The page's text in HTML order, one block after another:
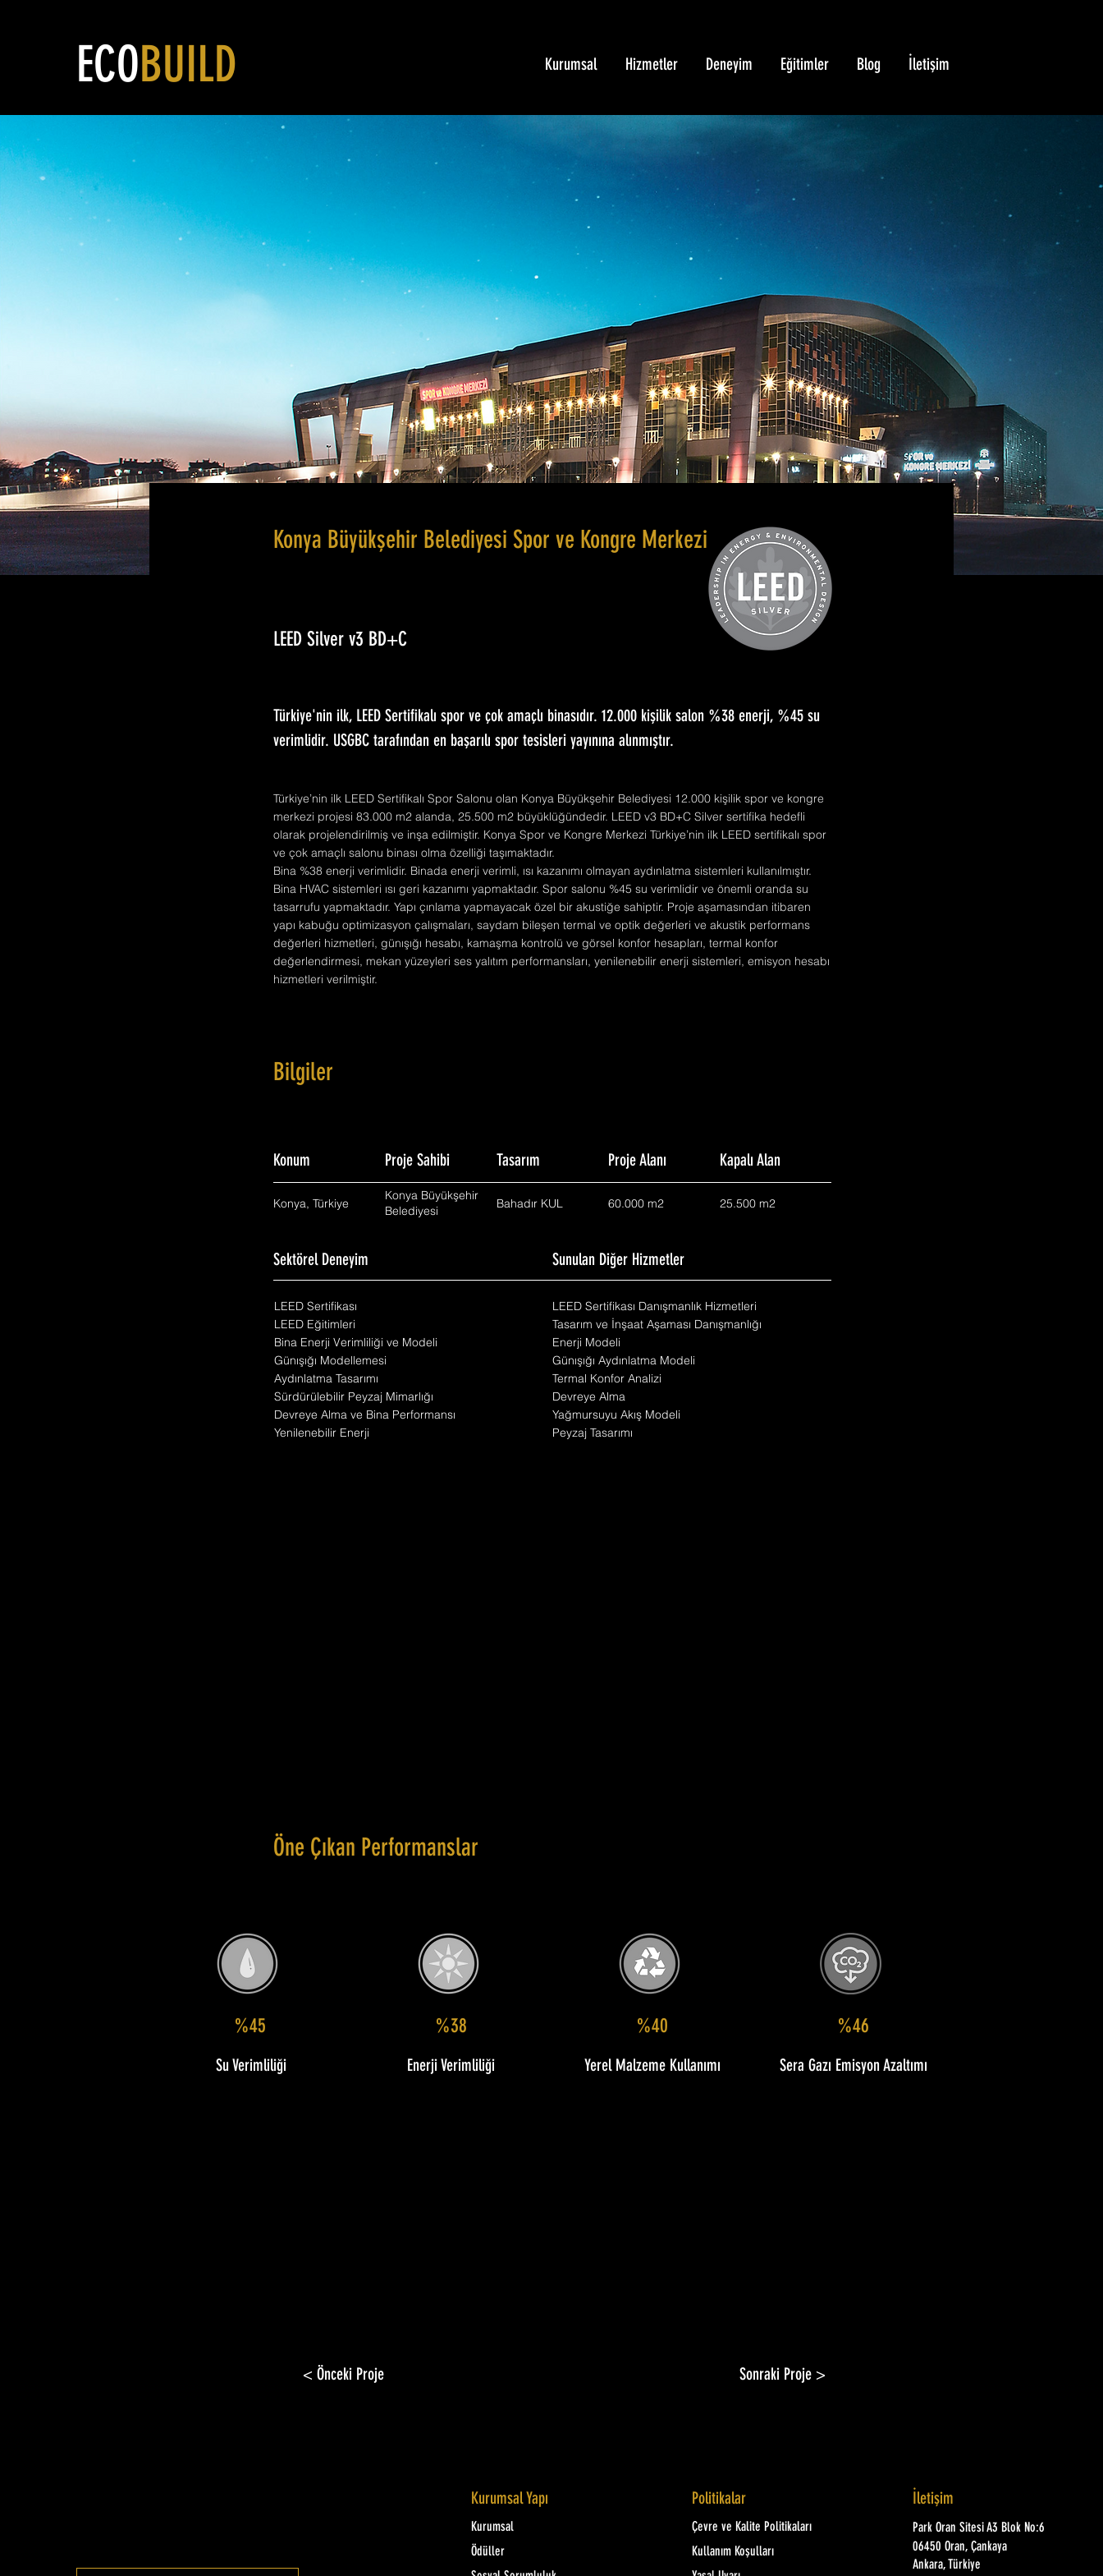
ECOBUILD Kurumsal Hizmetler Deneyim Eğitimler Blog İletişim
Konya Büyükşehir Belediyesi Spor ve Kongre Merkezi
LEED Silver v3 BD+C
Türkiye'nin ilk, LEED Sertifikalı spor ve çok amaçlı binasıdır. 12.000 kişilik salon %38 enerji, %45 su
verimlidir. USGBC tarafından en başarılı spor tesisleri yayınına alınmıştır.
Türkiye’nin ilk LEED Sertifikalı Spor Salonu olan Konya Büyükşehir Belediyesi 12.000 kişilik spor ve kongre
merkezi projesi 83.000 m2 alanda, 25.500 m2 büyüklüğündedir. LEED v3 BD+C Silver sertifika hedefli
olarak projelendirilmiş ve inşa edilmiştir. Konya Spor ve Kongre Merkezi Türkiye’nin ilk LEED sertifikalı spor
ve çok amaçlı salonu binası olma özelliği taşımaktadır.
Bina %38 enerji verimlidir. Binada enerji verimli, ısı kazanımı olmayan aydınlatma sistemleri kullanılmıştır.
Bina HVAC sistemleri ısı geri kazanımı yapmaktadır. Spor salonu %45 su verimlidir ve önemli oranda su
tasarrufu yapmaktadır. Yapı çınlama yapmayacak özel bir akustiğe sahiptir. Proje aşamasından itibaren
yapı kabuğu optimizasyon çalışmaları, saydam bileşen termal ve optik değerleri ve akustik performans
değerleri hizmetleri, günışığı hesabı, kamaşma kontrolü ve görsel konfor hesapları, termal konfor
değerlendirmesi, mekan yüzeyleri ses yalıtım performansları, yenilenebilir enerji sistemleri, emisyon hesabı
hizmetleri verilmiştir.
Bilgiler
Konum Proje Sahibi Tasarım Proje Alanı Kapalı Alan
Konya, Türkiye
Konya Büyükşehir
Belediyesi
Bahadır KUL 60.000 m2 25.500 m2
Sektörel Deneyim Sunulan Diğer Hizmetler
LEED Sertifikası
LEED Eğitimleri
Bina Enerji Verimliliği ve Modeli
Günışığı Modellemesi
Aydınlatma Tasarımı
Sürdürülebilir Peyzaj Mimarlığı
Devreye Alma ve Bina Performansı
Yenilenebilir Enerji
LEED Sertifikası Danışmanlık Hizmetleri
Tasarım ve İnşaat Aşaması Danışmanlığı
Enerji Modeli
Günışığı Aydınlatma Modeli
Termal Konfor Analizi
Devreye Alma
Yağmursuyu Akış Modeli
Peyzaj Tasarımı
Öne Çıkan Performanslar
%45
Su Verimliliği
%38
Enerji Verimliliği
%40
Yerel Malzeme Kullanımı
%46
Sera Gazı Emisyon Azaltımı
< Önceki Proje Sonraki Proje >
Kurumsal Yapı
Kurumsal
Ödüller
Politikalar
Çevre ve Kalite Politikaları
Kullanım Koşulları
İletişim
Park Oran Sitesi A3 Blok No:6
06450 Oran, Çankaya
Ankara, Türkiye